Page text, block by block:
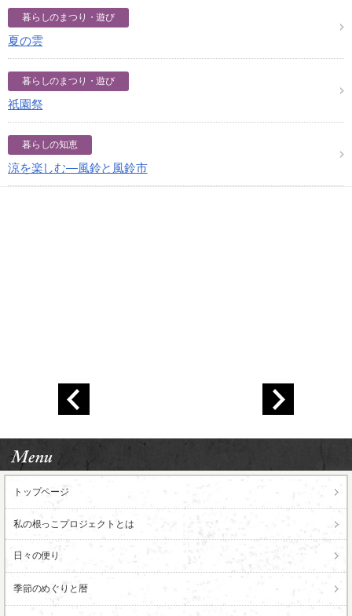
暮らしのまつり・遊び
夏の雲
暮らしのまつり・遊び
祇園祭
暮らしの知恵
涼を楽しむ―風鈴と風鈴市
トップページ
私の根っこ プロジェクトとは
日々の便り
季節のめぐりと暦